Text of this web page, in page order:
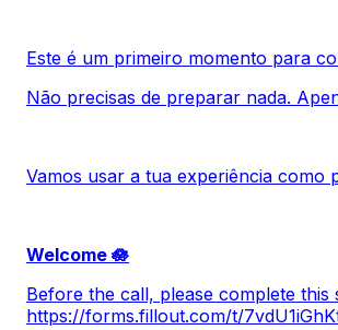
Este é um primeiro momento para
Não precisas de preparar nada.
Vamos usar a tua experiência como
Welcome 🪷
Before the call, please complete
https://forms.fillout.com/t/